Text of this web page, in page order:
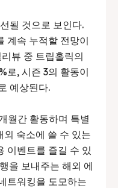
될 것으로 보인다.
계속 누적할 전망이
뷰 중 트립홀릭의
로, 시즌 3의 활동이
예상된다.
월간 활동하며 특별
외 숙소에 쓸 수 있는
이벤트를 즐길 수 있
을 보내주는 해외 에
트워킹을 도모하는